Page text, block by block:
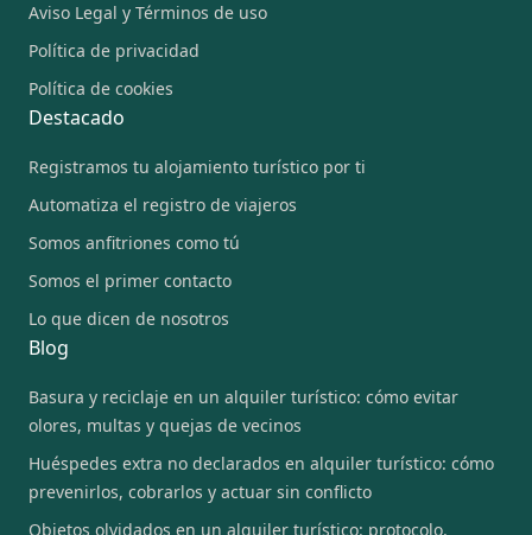
Aviso Legal y Términos de uso
Política de privacidad
Política de cookies
Destacado
Registramos tu alojamiento turístico por ti
Automatiza el registro de viajeros
Somos anfitriones como tú
Somos el primer contacto
Lo que dicen de nosotros
Blog
Basura y reciclaje en un alquiler turístico: cómo evitar
olores, multas y quejas de vecinos
Huéspedes extra no declarados en alquiler turístico: cómo
prevenirlos, cobrarlos y actuar sin conflicto
Objetos olvidados en un alquiler turístico: protocolo,